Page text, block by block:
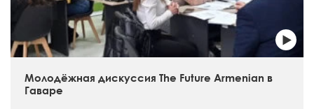
Молодёжная дискуссия The Future Armenian в
Гаваре